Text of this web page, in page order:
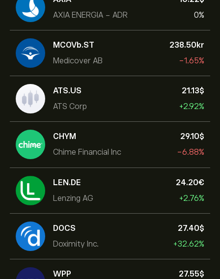
AXIA ENERGIA - ADR
0%
MCOVb.ST
Medicover AB
238.50‎kr‎
-1.65%
ATS.US
ATS Corp
21.13‎$‎
+2.92%
CHYM
Chime Financial Inc
29.10‎$‎
-6.88%
LEN.DE
Lenzing AG
24.20‎€‎
+2.76%
DOCS
Doximity Inc.
27.40‎$‎
+32.62%
WPP
27.55‎$‎